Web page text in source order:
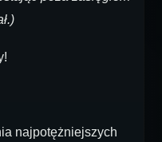
najpotężniejszych